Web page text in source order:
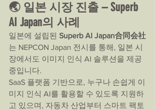
🌏 일본 시장 진출 – Superb
AI Japan의 사례
일본에 설립된 Superb AI Japan合同会社
는 NEPCON Japan 전시를 통해, 일본 시
장에서도 이미지 인식 AI 솔루션을 제공
중입니다.
SaaS 플랫폼 기반으로, 누구나 손쉽게 이
미지 인식 AI를 활용할 수 있도록 지원하
고 있으며, 자동차 산업부터 스마트 팩토